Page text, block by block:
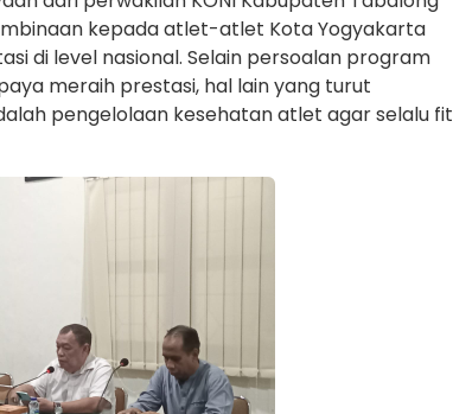
kepada atlet-atlet Kota Yogyakarta
di level nasional. Selain persoalan program
meraih prestasi, hal lain yang turut
pengelolaan kesehatan atlet agar selalu fit